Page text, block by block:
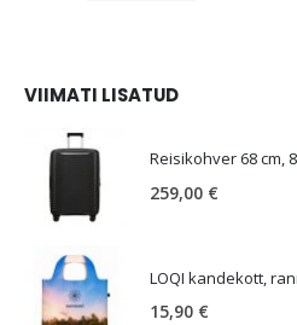
VIIMATI LISATUD
259,00 €
15,90 €